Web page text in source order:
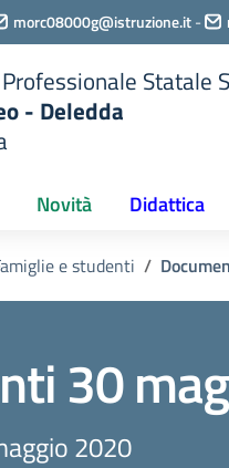
morc08000g@istruzione.it-
Statale
- Deledda
Novità Didattica
e studenti
30
2020